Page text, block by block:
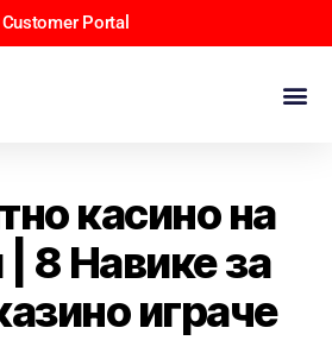
Customer Portal
касино на
8 Навике за
играче